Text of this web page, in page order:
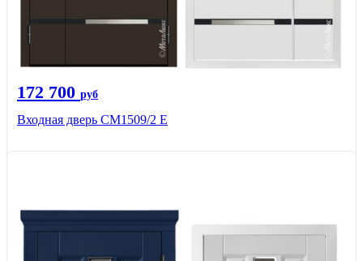
172 700 руб
Входная дверь CМ1509/2 Е